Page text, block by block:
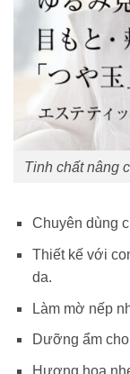
Tinh chất nâng
Chuyên dùng
Thiết kế với
da.
Làm mờ nếp
Dưỡng ẩm
Hương hoa